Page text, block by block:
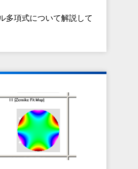
多項式について解説して